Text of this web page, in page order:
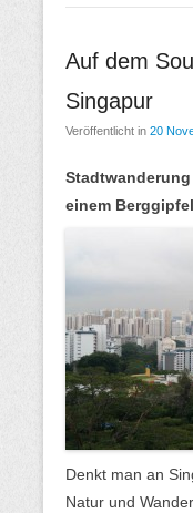
Auf dem
Singapur
Veröffentlicht in 20
einem Berggipfel
Denkt man an
Natur und